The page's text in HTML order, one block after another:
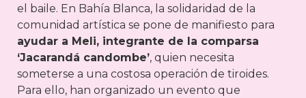
el baile. En Bahía Blanca, la solidaridad de la
comunidad artística se pone de manifiesto para
ayudar a Meli, integrante de la comparsa
‘Jacarandá candombe’, quien necesita
someterse a una costosa operación de tiroides.
Para ello, han organizado un evento que